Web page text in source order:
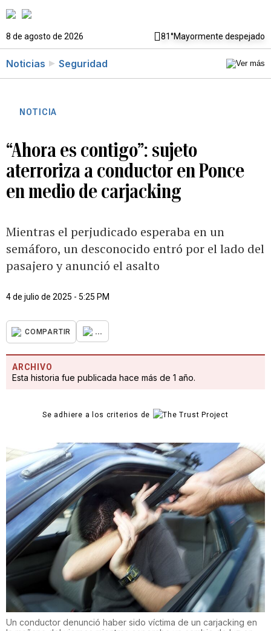
8 de agosto de 2026 81°Mayormente despejado
Noticias Seguridad
NOTICIA
“Ahora es contigo”: sujeto
aterroriza a conductor en Ponce
en medio de carjacking
Mientras el perjudicado esperaba en un
semáforo, un desconocido entró por el lado del
pasajero y anunció el asalto
4 de julio de 2025 - 5:25 PM
COMPARTIR ...
ARCHIVO
Esta historia fue publicada hace más de 1 año.
Se adhiere a los criterios de
Un conductor denunció haber sido víctima de un carjacking en